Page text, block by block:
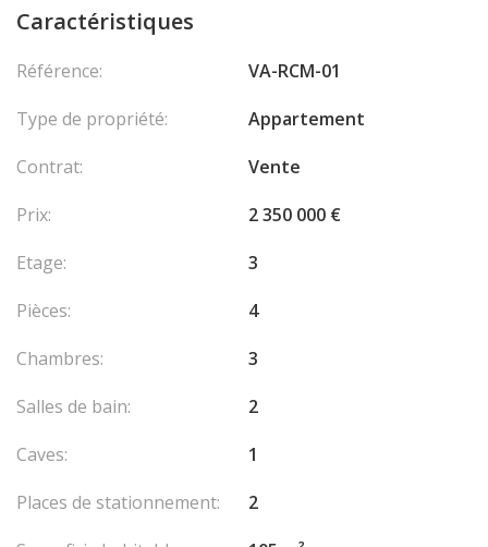
Caractéristiques
Référence:
VA-RCM-01
Type de propriété:
Appartement
Contrat:
Vente
Prix:
2 350 000 €
Etage:
3
Pièces:
4
Chambres:
3
Salles de bain:
2
Caves:
1
Places de stationnement:
2